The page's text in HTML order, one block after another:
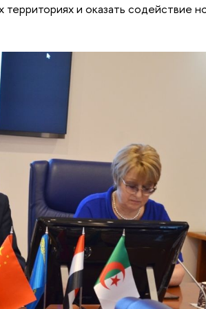
и оказать содействие